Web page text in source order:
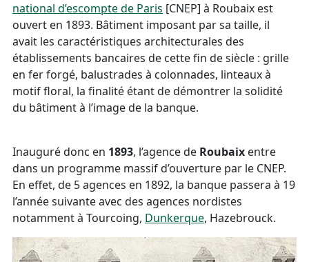
national d’escompte de Paris [CNEP] à Roubaix est
ouvert en 1893. Bâtiment imposant par sa taille, il
avait les caractéristiques architecturales des
établissements bancaires de cette fin de siècle : grille
en fer forgé, balustrades à colonnades, linteaux à
motif floral, la finalité étant de démontrer la solidité
du bâtiment à l’image de la banque.
Inauguré donc en 1893, l’agence de Roubaix entre
dans un programme massif d’ouverture par le CNEP.
En effet, de 5 agences en 1892, la banque passera à 19
l’année suivante avec des agences nordistes
notamment à Tourcoing, Dunkerque, Hazebrouck.